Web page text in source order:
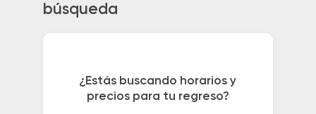
búsqueda
¿Estás buscando horarios y
precios para tu regreso?